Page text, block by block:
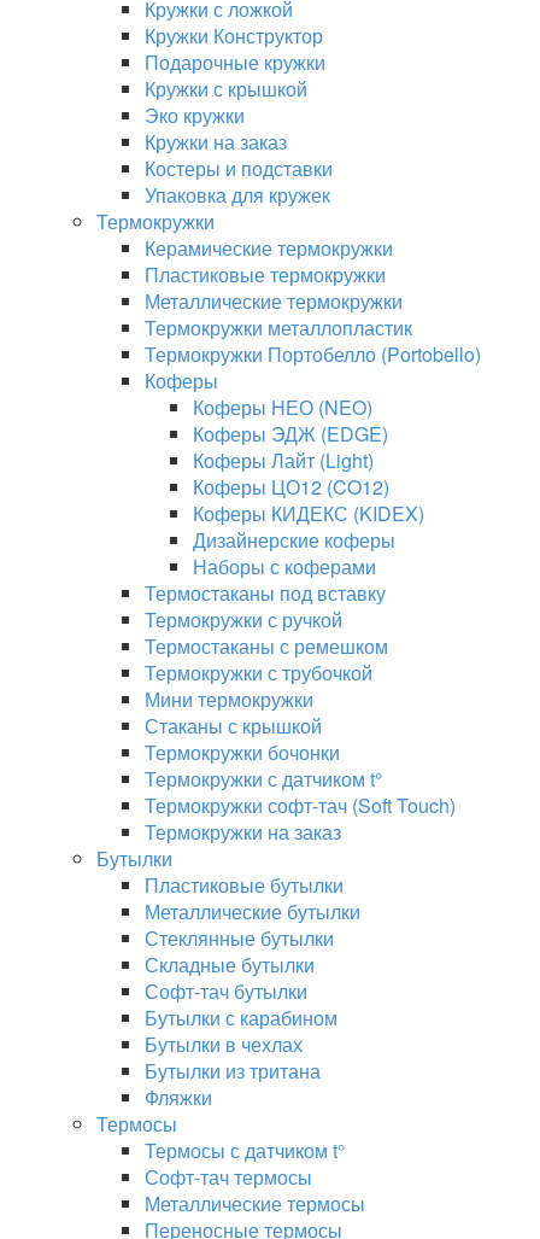
Кружки с ложкой
Кружки Конструктор
Подарочные кружки
Кружки с крышкой
Эко кружки
Кружки на заказ
Костеры и подставки
Упаковка для кружек
Термокружки
Керамические термокружки
Пластиковые термокружки
Металлические термокружки
Термокружки металлопластик
Термокружки Портобелло (Portobello)
Коферы
Коферы НЕО (NEO)
Коферы ЭДЖ (EDGE)
Коферы Лайт (Light)
Коферы ЦО12 (CO12)
Коферы КИДЕКС (KIDEX)
Дизайнерские коферы
Наборы с коферами
Термостаканы под вставку
Термокружки с ручкой
Термостаканы с ремешком
Термокружки с трубочкой
Мини термокружки
Стаканы с крышкой
Термокружки бочонки
Термокружки с датчиком t°
Термокружки софт-тач (Soft Touch)
Термокружки на заказ
Бутылки
Пластиковые бутылки
Металлические бутылки
Стеклянные бутылки
Складные бутылки
Софт-тач бутылки
Бутылки с карабином
Бутылки в чехлах
Бутылки из тритана
Фляжки
Термосы
Термосы с датчиком t°
Софт-тач термосы
Металлические термосы
Переносные термосы